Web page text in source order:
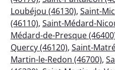
Loubéjou (46130), Saint-
(46110), Saint-Médard-
Médard-de-Presque
Quercy (46120), Saint-
Martin-le-Redon (46700),